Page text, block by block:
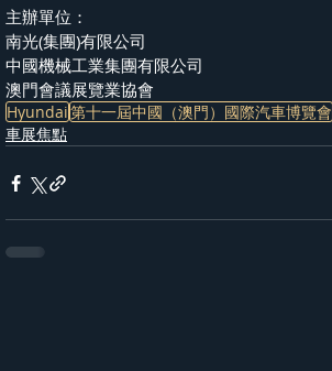
主辦單位：
南光(集團)有限公司
中國機械工業集團有限公司
澳門會議展覽業協會
Hyundai第十一屆中國（澳門）國際汽車博覽會
車展焦點